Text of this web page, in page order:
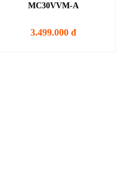
MC30VVM-A
3.499.000 đ